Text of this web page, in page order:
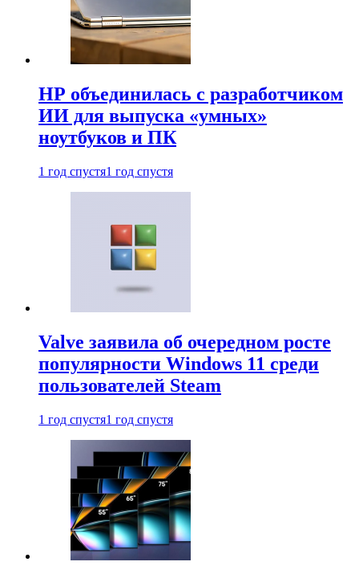
HP объединилась с разработчиком
ИИ для выпуска «умных»
ноутбуков и ПК
1 год спустя1 год спустя
Valve заявила об очередном росте
популярности Windows 11 среди
пользователей Steam
1 год спустя1 год спустя